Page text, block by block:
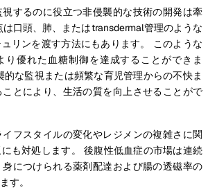
するのに役立つ非侵襲的な技術の開発は牽
口頭、肺、またはtransdermal管理のような
リンを渡す方法にもあります。 このような
り優れた血糖制御を達成することができま
な監視または頻繁な育児管理からの不快ま
とにより、生活の質を向上させることがで
フスタイルの変化やレジメンの複雑さに関
も対処します。 後腹性低血症の市場は連続
につけられる薬剤配達および腸の透磁率の
す。